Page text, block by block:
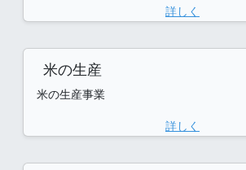
詳しく
米の生産
米の生産事業
詳しく